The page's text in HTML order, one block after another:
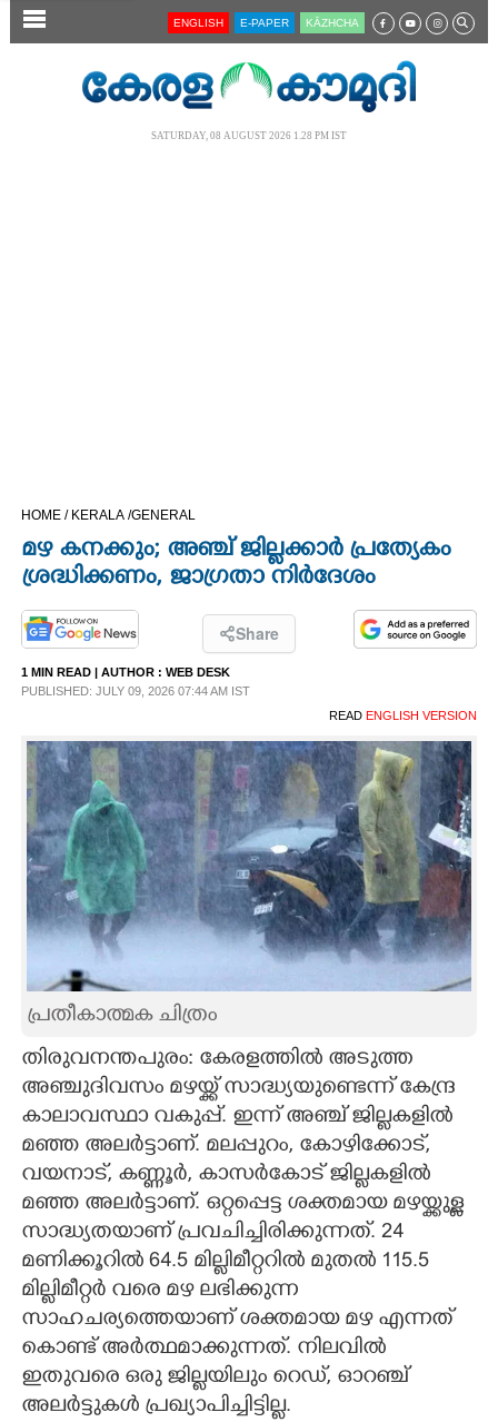
SECTIONS
CINEMA
OPINION
PHOTOS
SPIRITUAL
INFO+
ART
ASTRO
LITERATURE
CONTACT US
ENGLISH E-PAPER KĀZHCHA
SATURDAY, 08 AUGUST 2026 1.28 PM IST
HOME / KERALA /GENERAL
മഴ കനക്കും; അഞ്ച് ജില്ലക്കാർ പ്രത്യേകം
ശ്രദ്ധിക്കണം, ജാഗ്രതാ നിർദേശം
Share
1 MIN READ | AUTHOR : WEB DESK
PUBLISHED: JULY 09, 2026 07:44 AM IST
READ ENGLISH VERSION
പ്രതീകാത്മക ചിത്രം
തിരുവനന്തപുരം: കേരളത്തിൽ അടുത്ത
അഞ്ചുദിവസം മഴയ്ക്ക് സാദ്ധ്യയുണ്ടെന്ന് കേന്ദ്ര
കാലാവസ്ഥാ വകുപ്പ്. ഇന്ന് അഞ്ച് ജില്ലകളിൽ
മഞ്ഞ അലർട്ടാണ്. മലപ്പുറം, കോഴിക്കോട്,
വയനാട്, കണ്ണൂർ, കാസർകോട് ജില്ലകളിൽ
മഞ്ഞ അലർട്ടാണ്. ഒറ്റപ്പെട്ട ശക്തമായ മഴയ്ക്കുള്ള
സാദ്ധ്യതയാണ് പ്രവചിച്ചിരിക്കുന്നത്. 24
മണിക്കൂറിൽ 64.5 മില്ലിമീറ്ററിൽ മുതൽ 115.5
മില്ലിമീറ്റർ വരെ മഴ ലഭിക്കുന്ന
സാഹചര്യത്തെയാണ് ശക്തമായ മഴ എന്നത്
കൊണ്ട് അർത്ഥമാക്കുന്നത്. നിലവിൽ
ഇതുവരെ ഒരു ജില്ലയിലും റെഡ്, ഓറഞ്ച്
അലർട്ടുകൾ പ്രഖ്യാപിച്ചിട്ടില്ല.